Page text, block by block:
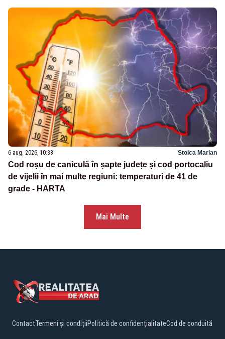
6 aug. 2026, 10:38 Stoica Marian
Cod roșu de caniculă în șapte județe și cod portocaliu
de vijelii în mai multe regiuni: temperaturi de 41 de
grade - HARTA
Mai Multe
ContactTermeni și condițiiPolitică de confidențialitateCod de conduită